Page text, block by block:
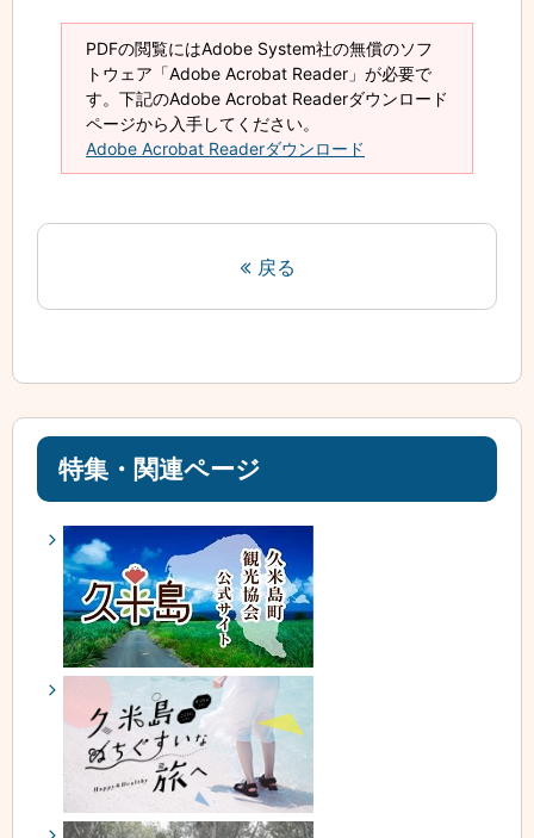
PDFの閲覧にはAdobe System社の無償のソフ
トウェア「Adobe Acrobat Reader」が必要で
す。下記のAdobe Acrobat Readerダウンロード
ページから入手してください。
Adobe Acrobat Readerダウンロード
戻る
特集・関連ページ